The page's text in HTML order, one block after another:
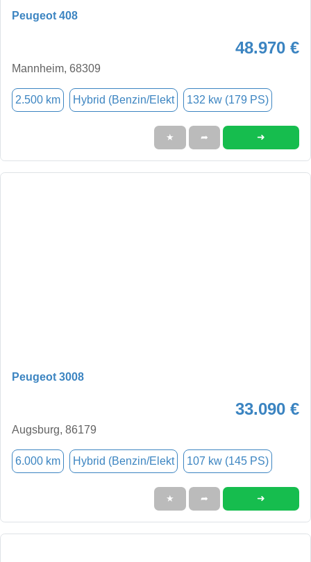
Peugeot 408
48.970 €
Mannheim, 68309
2.500 km Hybrid (Benzin/Elekt 132 kw (179 PS)
★ ➦ ➜
Peugeot 3008
33.090 €
Augsburg, 86179
6.000 km Hybrid (Benzin/Elekt 107 kw (145 PS)
★ ➦ ➜